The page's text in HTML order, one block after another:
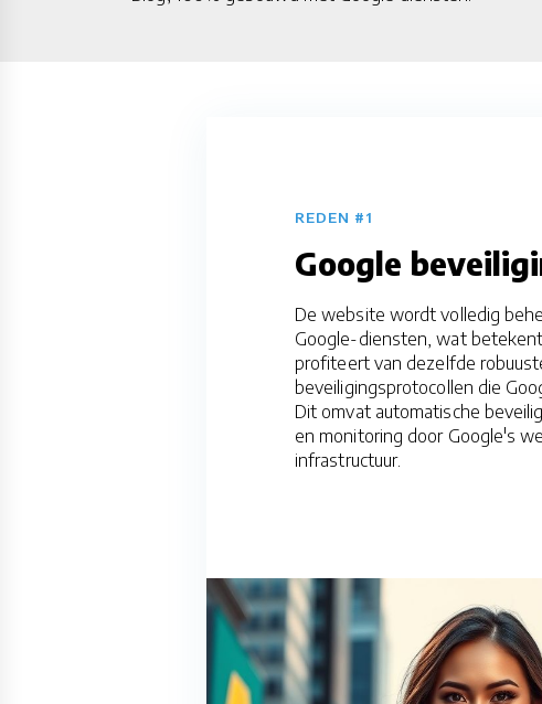
REDEN #1
Google
De website wordt volledig
Google-diensten, wat
profiteert van dezelfde
beveiligingsprotocollen die
Dit omvat automatische
en monitoring door Google's
infrastructuur.